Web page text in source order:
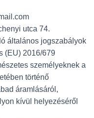
utca 74.
általános jogszabályok
(EU) 2016/679
személyeknek a
történő
áramlásáról,
kívül helyezéséről